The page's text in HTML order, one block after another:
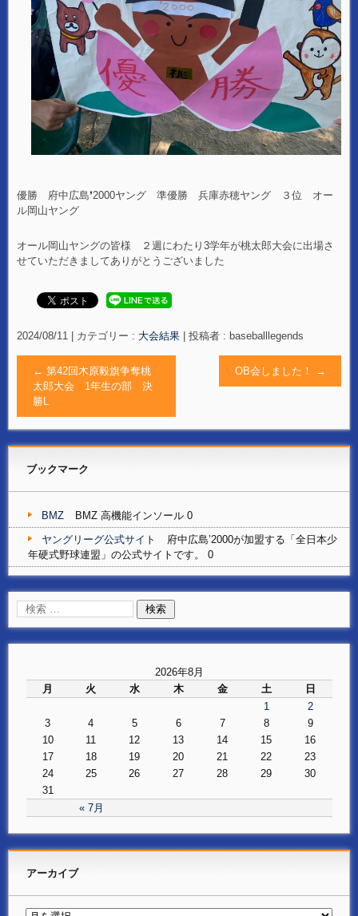
優勝 府中広島❜2000ヤング 準優勝 兵庫赤穂ヤング ３位 オー
ル岡山ヤング
オール岡山ヤングの皆様 ２週にわたり3学年が桃太郎大会に出場さ
せていただきましてありがとうございました
2024/08/11 カテゴリー : 大会結果 投稿者 : baseballlegends
← 第42回木原毅旗争奪桃
太郎大会 1年生の部 決
勝L
OB会しました！ →
ブックマーク
BMZ
BMZ 高機能インソール 0
ヤングリーグ公式サイト
府中広島’2000が加盟する「全日本少
年硬式野球連盟」の公式サイトです。 0
2026年8月
月
火 水 木 金 土 日
« 7月
1
2
3
4 5 6 7 8
9
10
11 12 13 14 15
16
17
18 19 20 21 22
23
24
25 26 27 28 29
30
31
アーカイブ